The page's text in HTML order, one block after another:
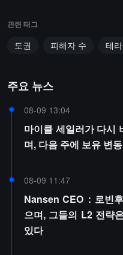
관련 태그
도권 피해자 수 테
주요 뉴스
08-09 13:04
마이클 세일러가 다시
며, 다음 주에 보유 변
08-09 11:47
Nansen CEO：로빈
으며, 그들의 L2 전략
있다